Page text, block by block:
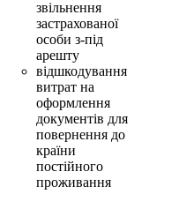
звільнення
застрахованої
особи з-під
арешту
відшкодування
витрат на
оформлення
документів для
повернення до
країни
постійного
проживання